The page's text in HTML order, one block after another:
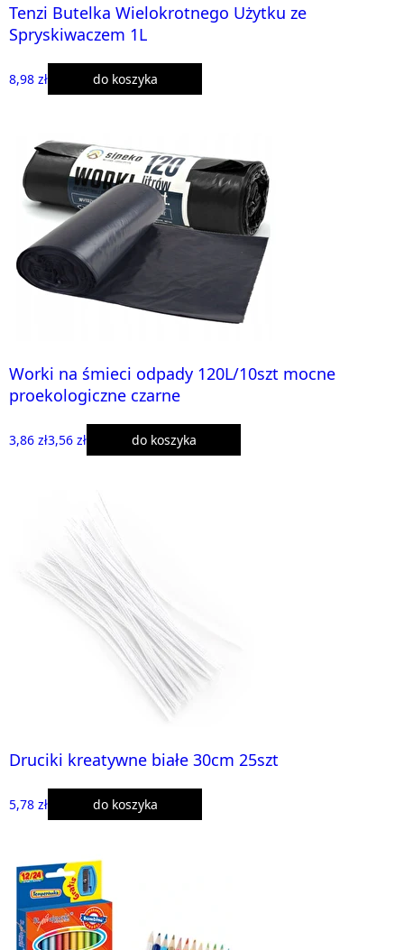
Tenzi Butelka Wielokrotnego Użytku ze
Spryskiwaczem 1L
8,98 zł do koszyka
Worki na śmieci odpady 120L/10szt mocne
proekologiczne czarne
3,86 zł3,56 zł do koszyka
Druciki kreatywne białe 30cm 25szt
5,78 zł do koszyka